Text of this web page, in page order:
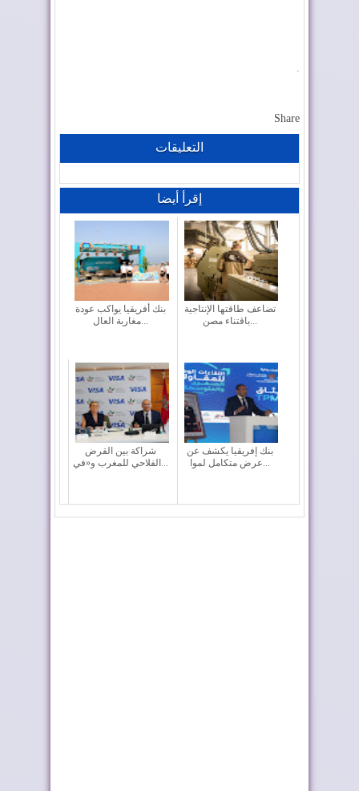
.
Share
التعليقات
إقرأ أيضا
بنك أفريقيا يواكب عودة
مغاربة العال...
تضاعف طاقتها الإنتاجية
باقتناء مصن...
شراكة بين القرض
الفلاحي للمغرب و«في...
بنك إفريقيا يكشف عن
عرض متكامل لموا...